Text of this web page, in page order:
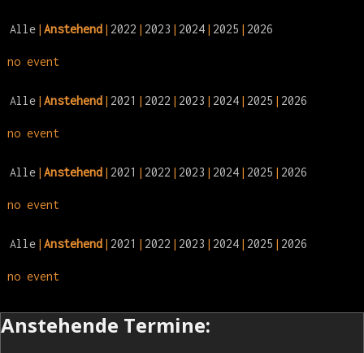
Alle Anstehend 2022 2023 2024 2025 2026
no event
Alle Anstehend 2021 2022 2023 2024 2025 2026
no event
Alle Anstehend 2021 2022 2023 2024 2025 2026
no event
Alle Anstehend 2021 2022 2023 2024 2025 2026
no event
Anstehende Termine: